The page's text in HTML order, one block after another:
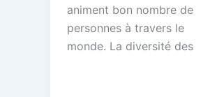
animent bon nombre de
personnes à travers le
monde. La diversité des